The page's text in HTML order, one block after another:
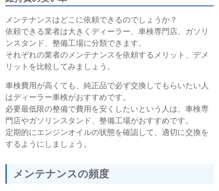
メンテナンスはどこに依頼できるのでしょうか？
依頼できる業者は大きくディーラー、車検専門店、ガソリ
ンスタンド、整備工場に分類できます。
それぞれの業者のメンテナンスを依頼するメリット、デメ
リットを比較してみましょう。
車検費用が高くても、純正品で必ず交換してもらいたい人
はディーラー車検がおすすめです。
必要最低限の整備で費用を安くしたいという人は、車検専
門店やガソリンスタンド、整備工場がおすすめです。
定期的にエンジンオイルの状態を確認して、適切に交換を
するようにしましょう。
メンテナンスの頻度